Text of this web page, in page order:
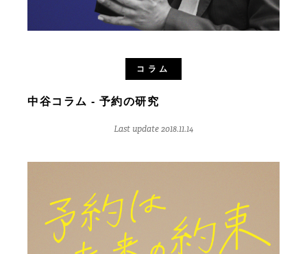
コラム
中谷コラム - 予約の研究
Last update 2018.11.14